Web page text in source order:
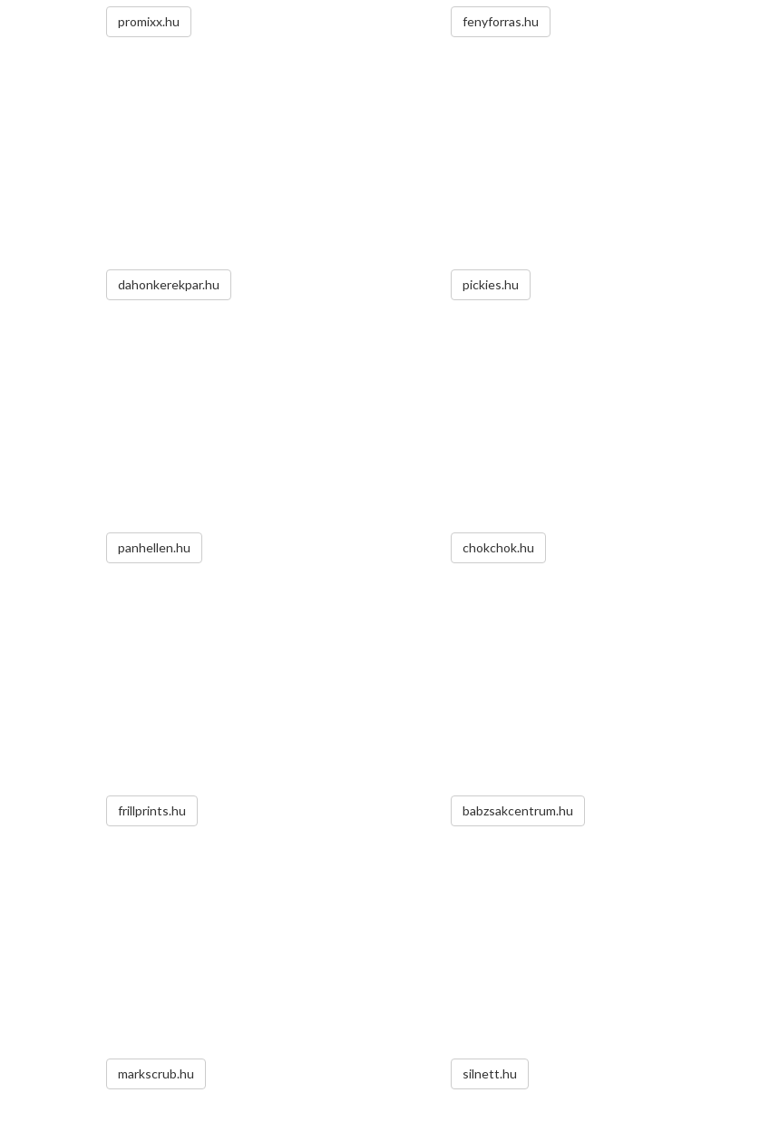
promixx.hu fenyforras.hu
dahonkerekpar.hu pickies.hu
panhellen.hu chokchok.hu
frillprints.hu babzsakcentrum.hu
markscrub.hu silnett.hu